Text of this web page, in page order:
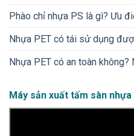
Phào chỉ nhựa PS là gì? Ưu
Nhựa PET có tái sử dụng
Nhựa PET có an toàn
Máy sản xuất tấm sàn nhựa